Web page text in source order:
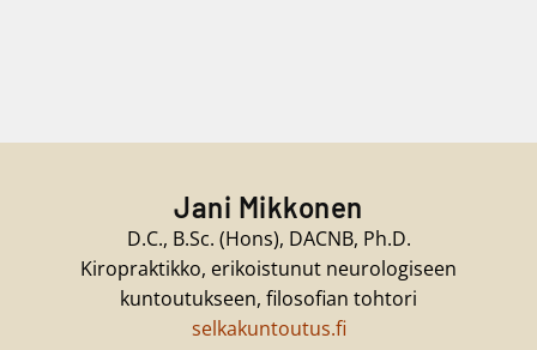
Jani Mikkonen
D.C., B.Sc. (Hons), DACNB, Ph.D.
Kiropraktikko, erikoistunut neurologiseen
kuntoutukseen, filosofian tohtori
selkakuntoutus.fi